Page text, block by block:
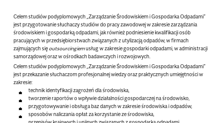
Celem studiów podyplomowych „Zarządzanie Środowiskiem i Gospodarka Odpadami”
jest przygotowanie słuchaczy studiów do pracy zawodowej w zakresie zarządzania
środowiskiem i gospodarką odpadami, jak również podniesienie kwalifikacji osób
pracujących w przedsiębiorstwach związanych z utylizacją odpadów, w firmach
zajmujących się outsourcingiemusług w zakresie gospodarki odpadami, w administracji
samorządowej oraz w ośrodkach badawczych i rozwojowych.
Celem studiów podyplomowych „Zarządzanie Środowiskiem i Gospodarka Odpadami”
jest przekazanie słuchaczom profesjonalnej wiedzy oraz praktycznych umiejętności w
zakresie:
technik identyfikacji zagrożeń dla środowiska,
tworzenie raportów o wpływie działalności gospodarczej na środowisko,
przygotowywanie i obsługa baz danych w zakresie środowiska i odpadów,
sposobów naliczania opłat za korzystanie ze środowiska,